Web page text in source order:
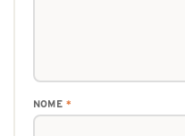
NOME *